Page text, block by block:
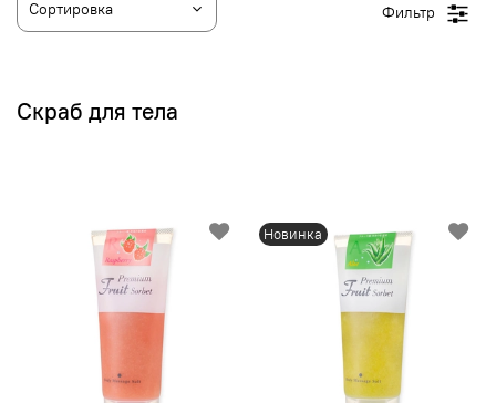
Скраб для тела
Новинка
Фильтр